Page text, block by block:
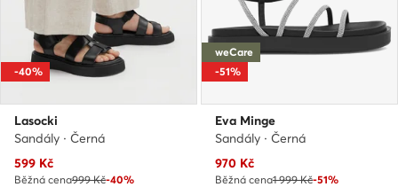
-40%
Lasocki
Sandály · Černá
Aktuální cena
599 Kč
Běžná cena999 Kč-40%
weCare
-51%
Eva Minge
Sandály · Černá
Aktuální cena
970 Kč
Běžná cena1 999 Kč-51%